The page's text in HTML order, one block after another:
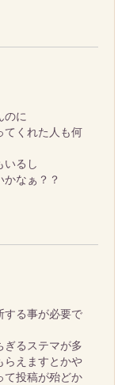
のに
てくれた人も何
いるし
なぁ？？
する事が必要で
るステマが多
らえますとかや
て投稿が殆どか